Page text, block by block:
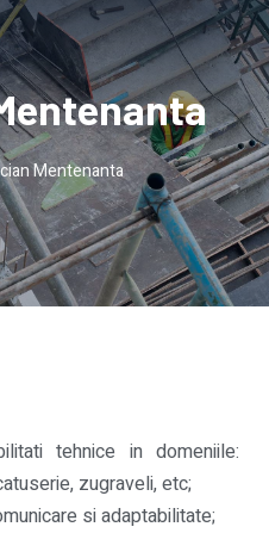
Mentenanta
tehnice in domeniile:
zugraveli, etc;
si adaptabilitate;